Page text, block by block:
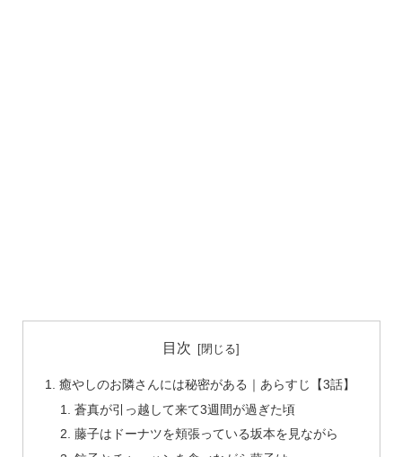
目次
癒やしのお隣さんには秘密がある｜あらすじ【3話】
蒼真が引っ越して来て3週間が過ぎた頃
藤子はドーナツを頬張っている坂本を見ながら